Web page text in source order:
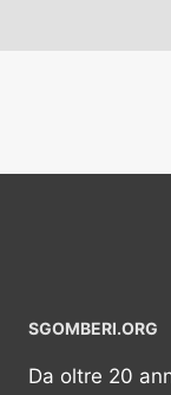
SGOMBERI.ORG
Da oltre 20